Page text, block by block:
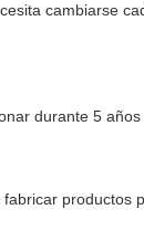
cambiarse
durante 5
productos